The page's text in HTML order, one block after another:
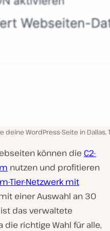
deine WordPress-Seite in Dallas,
können die C2-
nutzen und profitieren
Tier-Netzwerk mit
einer Auswahl an 30
das verwaltete
die richtige Wahl für alle,